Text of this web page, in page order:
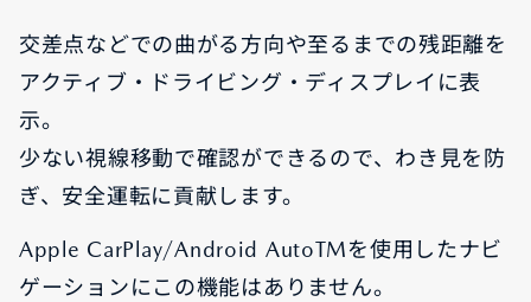
交差点などでの曲がる方向や至るまでの残距離を
アクティブ・ドライビング・ディスプレイに表
示。
少ない視線移動で確認ができるので、わき見を防
ぎ、安全運転に貢献します。
Apple CarPlay/Android AutoTMを使用したナビ
ゲーションにこの機能はありません。